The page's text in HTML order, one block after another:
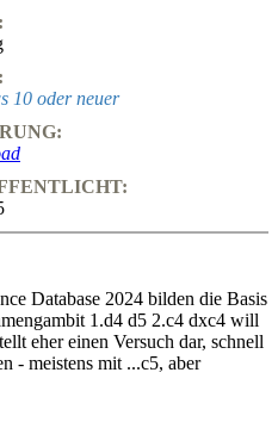
10 oder neuer
Database 2024 bilden die Basis
1.d4 d5 2.c4 dxc4 will
eher einen Versuch dar, schnell
- meistens mit ...c5, aber